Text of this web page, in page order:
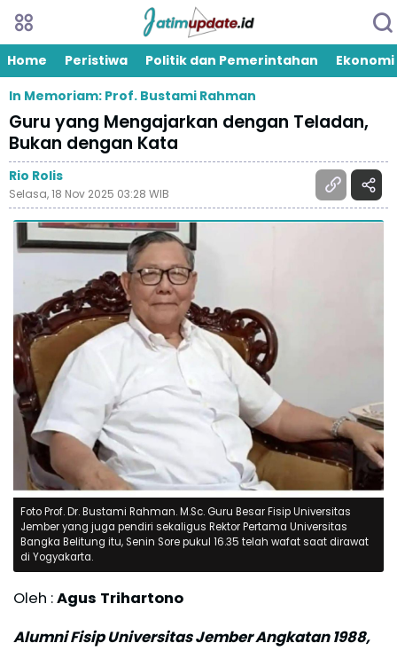
Home Peristiwa Politik dan Pemerintahan
Ekonomi
In Memoriam: Prof. Bustami Rahman
Guru yang Mengajarkan dengan Teladan,
Bukan dengan Kata
Rio Rolis
Selasa, 18 Nov 2025 03:28 WIB
Foto Prof. Dr. Bustami Rahman. M.Sc. Guru Besar Fisip Universitas
Jember yang juga pendiri sekaligus Rektor Pertama Universitas
Bangka Belitung itu, Senin Sore pukul 16.35 telah wafat saat dirawat
di Yogyakarta.
Oleh :Agus Trihartono
Alumni Fisip Universitas Jember Angkatan 1988,